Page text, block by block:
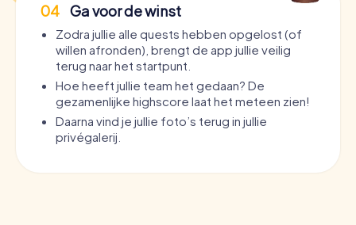
04 Ga voor de winst
Zodra jullie alle quests hebben opgelost (of
willen afronden), brengt de app jullie veilig
terug naar het startpunt.
Hoe heeft jullie team het gedaan? De
gezamenlijke highscore laat het meteen zien!
Daarna vind je jullie foto’s terug in jullie
privégalerij.